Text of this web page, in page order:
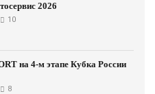
2026
10
на 4-м этапе Кубка России
8